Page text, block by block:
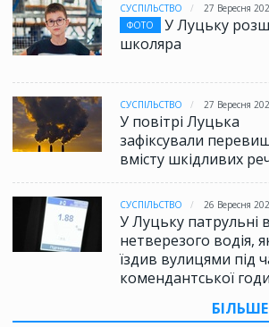
СУСПІЛЬСТВО
27 Вересня
ФОТО
У Луцьку
школяра
СУСПІЛЬСТВО 27 Вересня
У повітрі Луцька
зафіксували
вмісту шкідливих
СУСПІЛЬСТВО 26 Вересня
У Луцьку патрульні
нетверезого водія,
їздив вулицями під
комендантської